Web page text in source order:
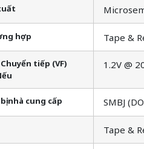
hợp Tape &
tiếp (VF)
1.2V @
nhà cung cấp SMBJ
Tape &